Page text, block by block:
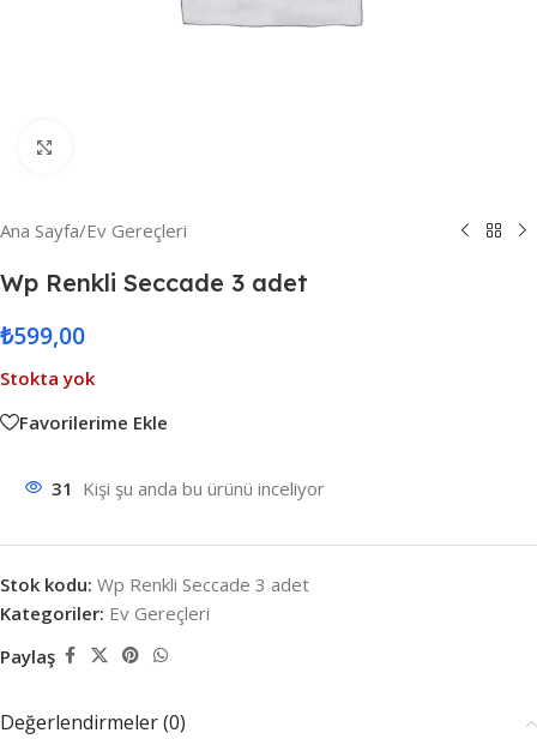
Ana Sayfa/Ev Gereçleri
Wp Renkli Seccade 3 adet
₺599,00
Stokta yok
Favorilerime Ekle
31 Kişi şu anda bu ürünü inceliyor
Stok kodu: Wp Renkli Seccade 3 adet
Kategoriler: Ev Gereçleri
Paylaş
Değerlendirmeler (0)